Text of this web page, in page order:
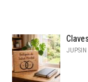
JUPSIN